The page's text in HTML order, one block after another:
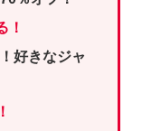
！
好きなジャ